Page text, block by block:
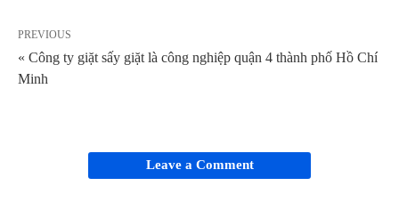
PREVIOUS
« Công ty giặt sấy giặt là công nghiệp quận 4 thành phố Hồ Chí
Minh
Leave a Comment